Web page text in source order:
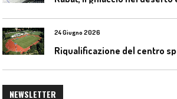
24 Giugno 2026
NEWSLETTER